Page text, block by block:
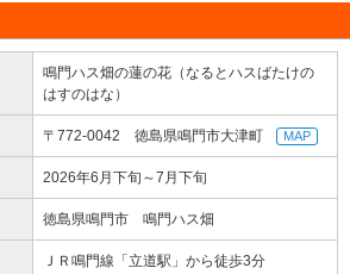
鳴門ハス畑の蓮の花（なるとハスばたけの
はすのはな）
〒772-0042 徳島県鳴門市大津町 MAP
2026年6月下旬～7月下旬
徳島県鳴門市 鳴門ハス畑
ＪＲ鳴門線「立道駅」から徒歩3分